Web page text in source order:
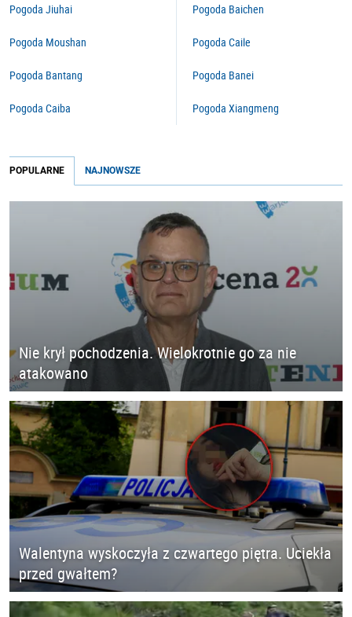
Pogoda Jiuhai
Pogoda Moushan
Pogoda Bantang
Pogoda Caiba
Pogoda Baichen
Pogoda Caile
Pogoda Banei
Pogoda Xiangmeng
POPULARNE NAJNOWSZE
Nie krył pochodzenia. Wielokrotnie go za nie
atakowano
Walentyna wyskoczyła z czwartego piętra. Uciekła
przed gwałtem?